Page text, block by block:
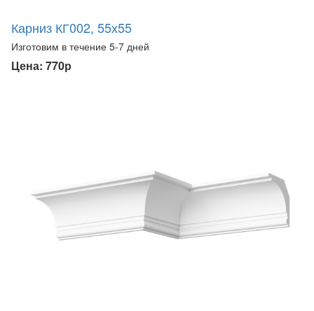
Карниз КГ002, 55х55
Изготовим в течение 5-7 дней
Цена: 770р